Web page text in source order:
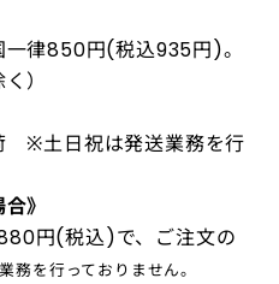
律850円(税込935円)。
）
※土日祝は発送業務を行
》
円(税込)で、ご注文の
務を行っておりません。